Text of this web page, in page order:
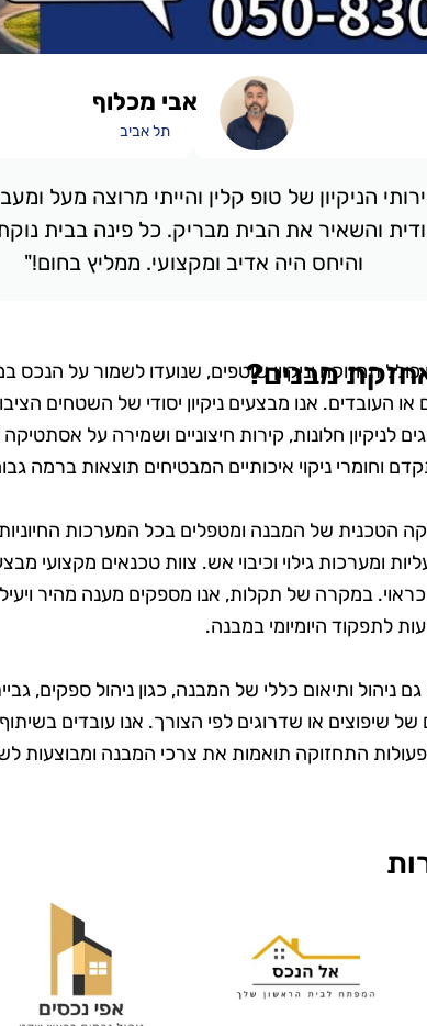
הניקיון של טופ קלין והייתי מרוצה מעל
והשאיר את הבית מבריק. כל פינה בבית
והיחס היה אדיב ומקצועי. ממליץ בחום!"
אבי מכלוף
תל אביב
מבנים?
תחזוקה וניקיון שוטפים, שנועדו לשמור על הנכס
העובדים. אנו מבצעים ניקיון יסודי של השטחים
לניקיון חלונות, קירות חיצוניים ושמירה על
וחומרי ניקוי איכותיים המבטיחים תוצאות ברמה
הטכנית של המבנה ומטפלים בכל המערכות
ומערכות גילוי וכיבוי אש. צוות טכנאים מקצועי
במקרה של תקלות, אנו מספקים מענה מהיר
לתפקוד היומיומי במבנה.
ניהול ותיאום כללי של המבנה, כגון ניהול ספקים,
של שיפוצים או שדרוגים לפי הצורך. אנו עובדים
התחזוקה תואמות את צרכי המבנה ומבוצעות
מעולם לא היה כל כך נקי
ומטופח. הם דאגו לכל
הפרטים הקטנים, וגם